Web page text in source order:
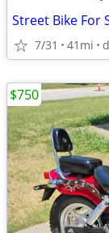
Street Bike For
7/31 41mi
$750